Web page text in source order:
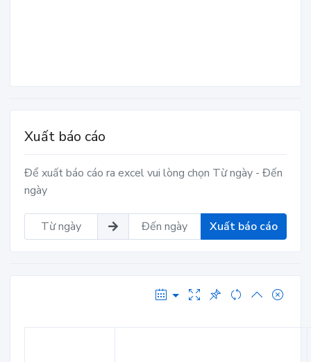
Xuất báo cáo
Để xuất báo cáo ra excel vui lòng chọn Từ ngày - Đến
ngày
Xuất báo cáo